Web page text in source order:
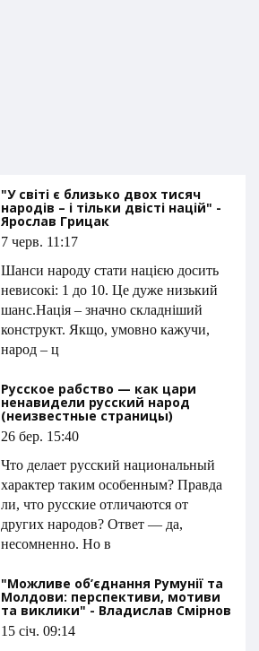
"У світі є близько двох тисяч
народів – і тільки двісті націй" -
Ярослав Грицак
7 черв. 11:17
Шанси народу стати нацією досить
невисокі: 1 до 10. Це дуже низький
шанс.Нація – значно складніший
конструкт. Якщо, умовно кажучи,
народ – ц
Русское рабство — как цари
ненавидели русский народ
(неизвестные страницы)
26 бер. 15:40
Что делает русский национальный
характер таким особенным? Правда
ли, что русские отличаются от
других народов? Ответ — да,
несомненно. Но в
"Можливе об’єднання Румунії та
Молдови: перспективи, мотиви
та виклики" - Владислав Смірнов
15 січ. 09:14